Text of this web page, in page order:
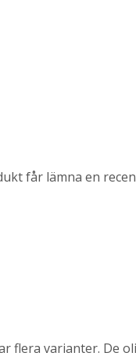
får lämna en
flera varianter. De